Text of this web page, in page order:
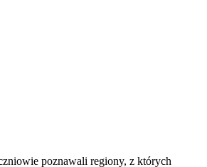
poznawali regiony, z których